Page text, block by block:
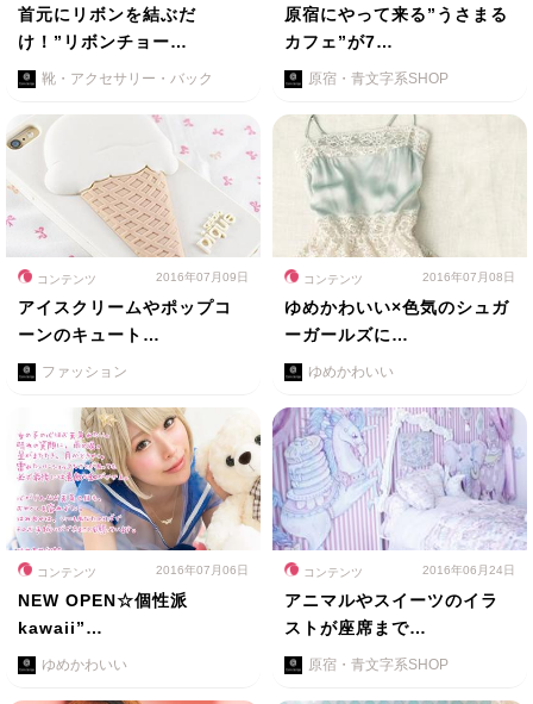
首元にリボンを結ぶだ
け！”リボンチョー…
靴・アクセサリー・バック
原宿にやって来る”うさまる
カフェ”が7…
原宿・青文字系SHOP
コンテンツ 2016年07月09日
アイスクリームやポップコ
ーンのキュート…
ファッション
コンテンツ 2016年07月08日
ゆめかわいい×色気のシュガ
ーガールズに…
ゆめかわいい
コンテンツ 2016年07月06日
NEW OPEN☆個性派
kawaii”…
ゆめかわいい
コンテンツ 2016年06月24日
アニマルやスイーツのイラ
ストが座席まで…
原宿・青文字系SHOP